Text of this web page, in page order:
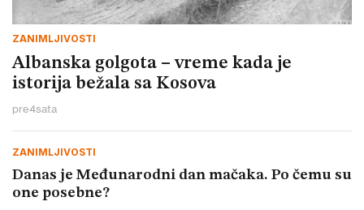
ZANIMLJIVOSTI
Albanska golgota – vreme kada je
istorija bežala sa Kosova
pre4sata
ZANIMLJIVOSTI
Danas je Međunarodni dan mačaka. Po čemu su
one posebne?